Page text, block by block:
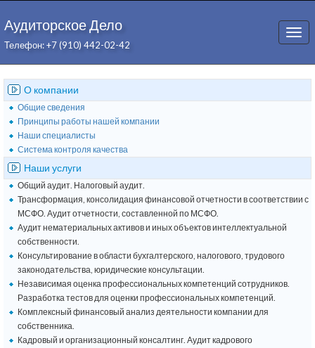
Аудиторское Дело
Телефон: +7 (910) 442-02-42
О компании
Общие сведения
Принципы работы нашей компании
Наши специалисты
Система контроля качества
Наши услуги
Общий аудит. Налоговый аудит.
Трансформация, консолидация финансовой отчетности в соответствии с
МСФО. Аудит отчетности, составленной по МСФО.
Аудит нематериальных активов и иных объектов интеллектуальной
собственности.
Консультирование в области бухгалтерского, налогового, трудового
законодательства, юридические консультации.
Независимая оценка профессиональных компетенций сотрудников.
Разработка тестов для оценки профессиональных компетенций.
Комплексный финансовый анализ деятельности компании для
собственника.
Кадровый и организационный консалтинг. Аудит кадрового